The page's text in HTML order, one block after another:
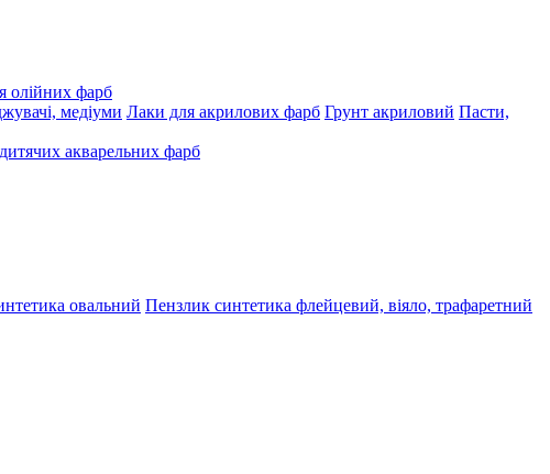
олійних фарб
медіуми Лаки для акрилових фарб Грунт акриловий Пасти,
акварельних фарб
овальний Пензлик синтетика флейцевий, віяло, трафаретний